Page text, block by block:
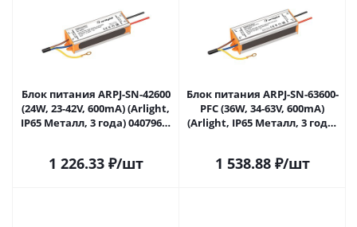
Блок питания ARPJ-SN-42600
(24W, 23-42V, 600mA) (Arlight,
IP65 Металл, 3 года) 040796 в
1 226.33₽/шт
Блок питания ARPJ-SN-63600-
PFC (36W, 34-63V, 600mA)
(Arlight, IP65 Металл, 3 года)
1 538.88₽/шт